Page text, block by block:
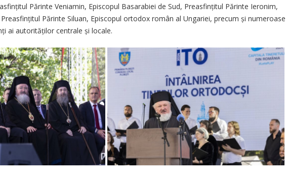
Părinte Veniamin, Episcopul Basarabiei de Sud, Preasfințitul Părinte Ieronim,
Părinte Siluan, Episcopul ortodox român al Ungariei, precum și numeroase
ai autorităților centrale și locale.